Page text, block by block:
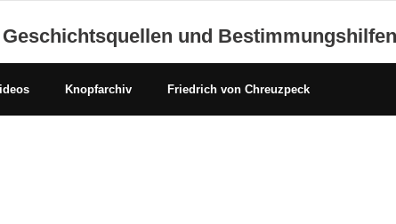
Geschichtsquellen und Bestimmungshilfen
Knopfarchiv Friedrich von Chreuzpeck